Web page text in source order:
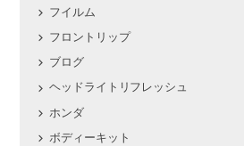
フイルム
フロントリップ
ブログ
ヘッドライトリフレッシュ
ホンダ
ボディーキット